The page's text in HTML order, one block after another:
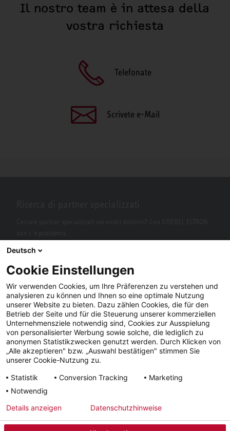
Il nostro team è in attesa della
vostra richiesta
Telefonate
Scrivete e-Mail
legali generali dati consegna
Facebook YouTube LinkedIn
Instagram
Deutsch
Cookie Einstellungen
Wir verwenden Cookies, um Ihre Präferenzen zu verstehen und
analysieren zu können und Ihnen so eine optimale Nutzung
unserer Website zu bieten. Dazu zählen Cookies, die für den
Betrieb der Seite und für die Steuerung unserer kommerziellen
Unternehmensziele notwendig sind, Cookies zur Ausspielung
von personalisierter Werbung sowie solche, die lediglich zu
anonymen Statistikzwecken genutzt werden. Durch Klicken von
„Alle akzeptieren" bzw. „Auswahl bestätigen" stimmen Sie
unserer Cookie-Nutzung zu.
Statistik
Conversion Tracking
Marketing
Notwendig
Details anzeigen Datenschutzhinweise